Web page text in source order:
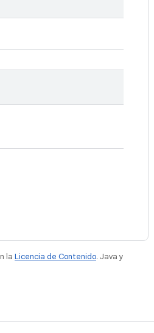
la Licencia de Contenido. Java y